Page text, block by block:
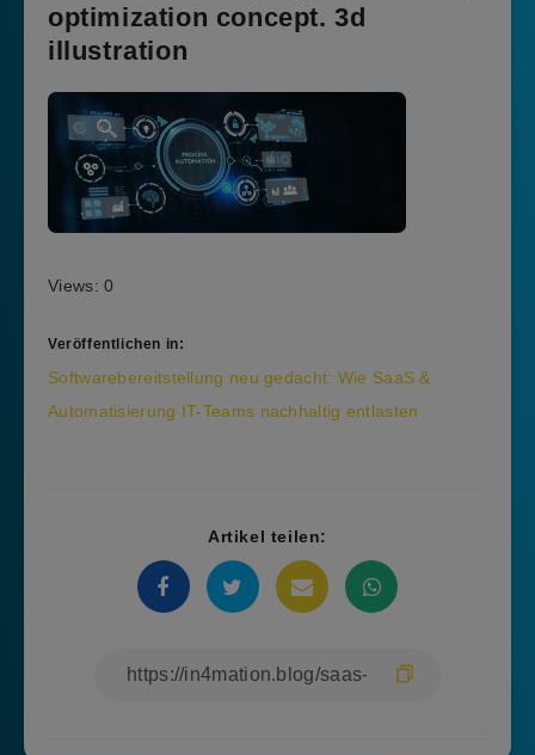
optimization concept. 3d
illustration
Views: 0
Veröffentlichen in:
Beitragsnavigation
Softwarebereitstellung neu gedacht: Wie SaaS &
Automatisierung IT-Teams nachhaltig entlasten
Artikel teilen: